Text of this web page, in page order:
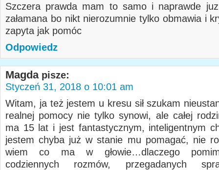
Szczera prawda mam to samo i naprawde
załamana bo nikt nierozumnie tylko obmawia i
zapyta jak pomóc
Odpowiedz
Magda pisze:
Styczeń 31, 2018 o 10:01 am
Witam, ja też jestem u kresu sił szukam
realnej pomocy nie tylko synowi, ale całej
ma 15 lat i jest fantastycznym, inteligentnym
jestem chyba już w stanie mu pomagać, nie
wiem co ma w głowie…dlaczego
codziennych rozmów, przegadanych